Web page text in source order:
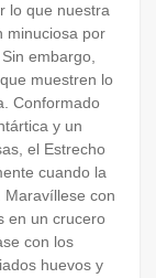
lo que nuestra
minuciosa por
embargo,
muestren lo
Conformado
y un
el Estrecho
cuando la
Maravíllese con
en un crucero
con los
huevos y